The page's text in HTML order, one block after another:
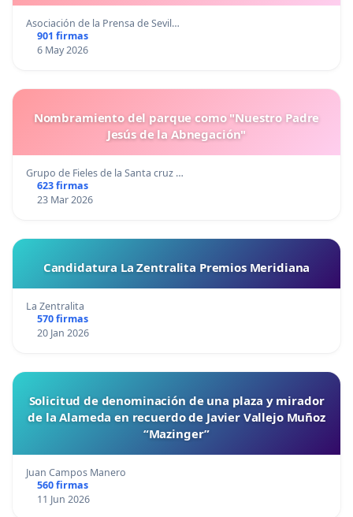
Asociación de la Prensa de Sevil…
901 firmas
6 May 2026
Nombramiento del parque como "Nuestro Padre
Jesús de la Abnegación"
Grupo de Fieles de la Santa cruz …
623 firmas
23 Mar 2026
Candidatura La Zentralita Premios Meridiana
La Zentralita
570 firmas
20 Jan 2026
Solicitud de denominación de una plaza y mirador
de la Alameda en recuerdo de Javier Vallejo Muñoz
“Mazinger”
Juan Campos Manero
560 firmas
11 Jun 2026